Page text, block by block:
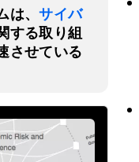
は、サイバ
する取り組
させている